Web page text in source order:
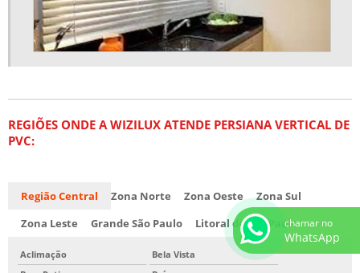
REGIÕES ONDE A WIZILUX ATENDE PERSIANA VERTICAL DE
PVC:
Região Central Zona Norte Zona Oeste
Zona Sul
Zona Leste
Grande São Paulo Litoral de São Paulo
Aclimação
Bela Vista
chamar no
WhatsApp